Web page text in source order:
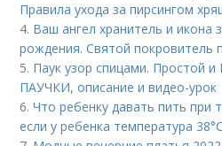
Правила ухода за пирсингом
4. Ваш ангел хранитель и икона
рождения. Святой покровитель
5. Паук узор спицами. Простой
ПАУЧКИ, описание и видео-урок
6.Что ребенку давать пить при
если у ребенка температура